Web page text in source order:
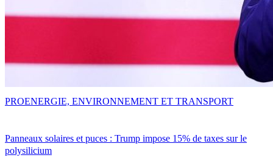
Panneaux solaires et puces : Trump impose 15% de taxes sur le
polysilicium
PROENERGIE, ENVIRONNEMENT ET TRANSPORT